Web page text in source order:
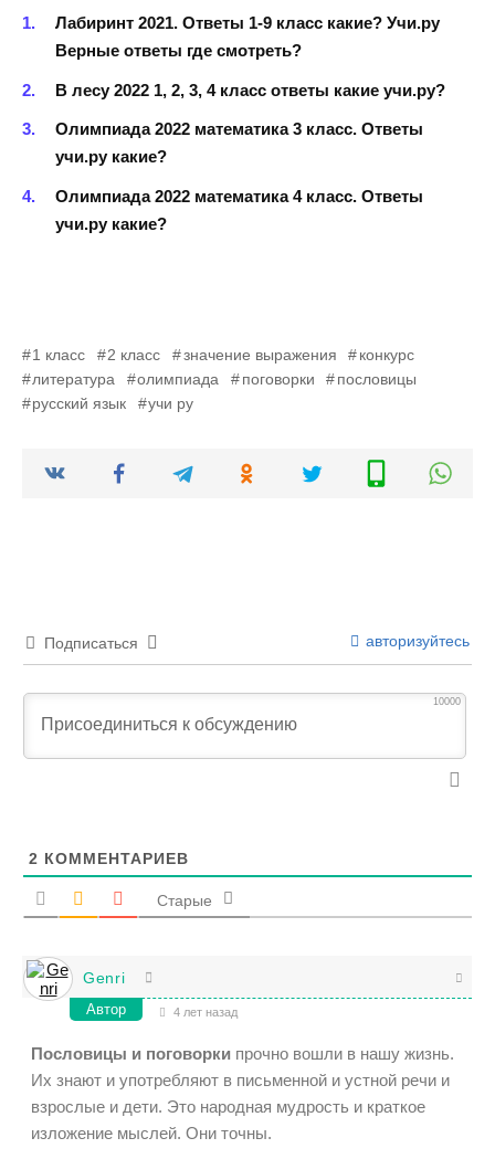
Лабиринт 2021. Ответы 1-9 класс какие? Учи.ру
Верные ответы где смотреть?
В лесу 2022 1, 2, 3, 4 класс ответы какие учи.ру?
Олимпиада 2022 математика 3 класс. Ответы
учи.ру какие?
Олимпиада 2022 математика 4 класс. Ответы
учи.ру какие?
1 класс 2 класс значение выражения
конкурс
литература
олимпиада поговорки
пословицы
русский язык
учи ру
Подписаться авторизуйтесь
10000
2 КОММЕНТАРИЕВ
Старые
Genri
Автор 4 лет назад
Пословицы и поговорки прочно вошли в нашу жизнь.
Их знают и употребляют в письменной и устной речи и
взрослые и дети. Это народная мудрость и краткое
изложение мыслей. Они точны.